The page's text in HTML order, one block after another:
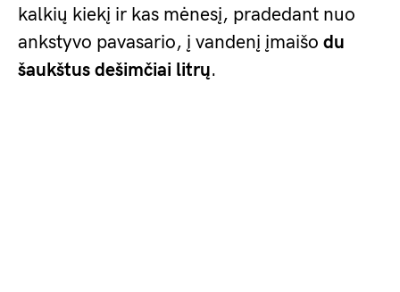
kalkių kiekį ir kas mėnesį, pradedant nuo
ankstyvo pavasario, į vandenį įmaišo du
šaukštus dešimčiai litrų.